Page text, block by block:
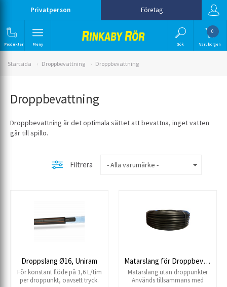
Privatperson Företag
Produkter Meny Sök
0
Varukorgen
Startsida Droppbevattning Droppbevattning
Droppbevattning
Droppbevattning är det optimala sättet att bevattna, inget vatten
går till spillo.
Filtrera
Droppslang Ø16, Uniram
För konstant flöde på 1,6 L/tim
per droppunkt, oavsett tryck.
Matarslang för Droppbevattning
Matarslang utan droppunkter
Används tillsammans med